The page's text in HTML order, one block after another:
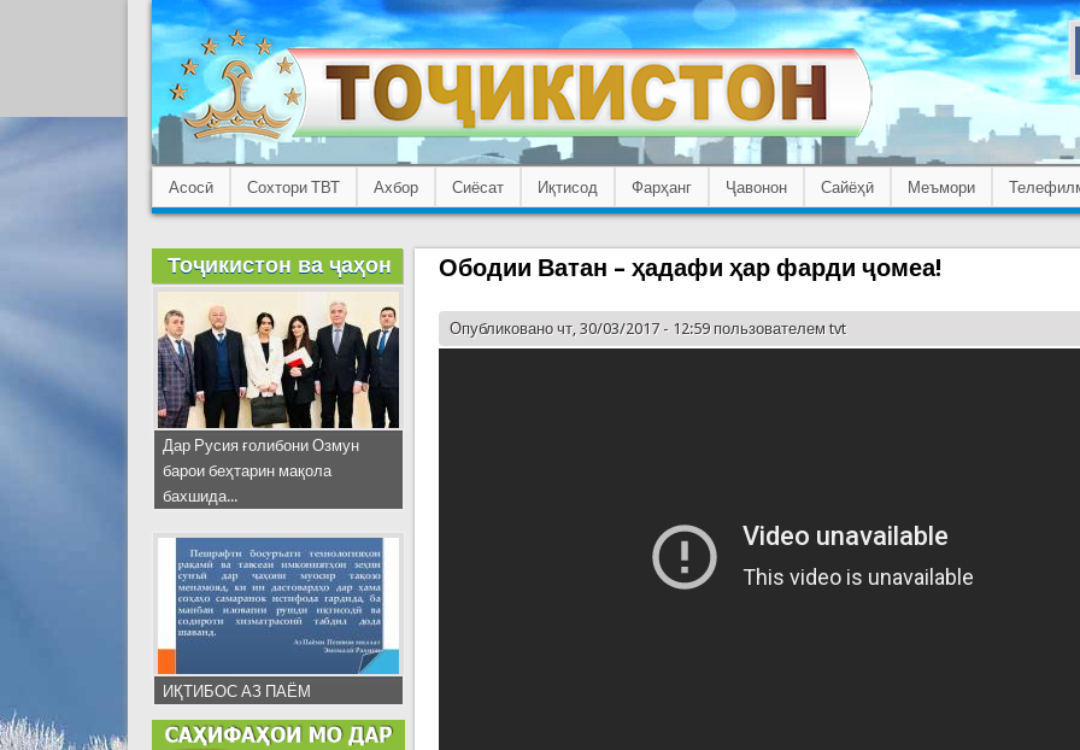
Асосӣ Сохтори ТВТ Ахбор Сиёсат Иқтисод Фарҳанг Ҷавонон Сайёҳӣ Меъмори
Ободии Ватан – ҳадафи ҳар фарди ҷомеа!
Опубликовано чт, 30/03/2017 - 12:59 пользователемtvt
Тоҷикистон ва ҷаҳон
Дар Русия ғолибони Озмун
барои беҳтарин мақола
бахшида...
ИҚТИБОС АЗ ПАЁМ